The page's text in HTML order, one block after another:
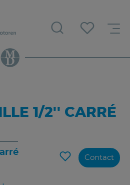
1/2'' CARRÉ
Contact